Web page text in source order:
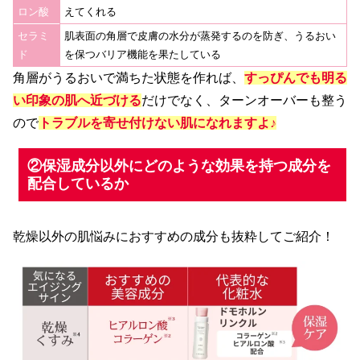
ロン酸
えてくれる
セラミ
ド
肌表面の角層で皮膚の水分が蒸発するのを防ぎ、うるおい
を保つバリア機能を果たしている
角層がうるおいで満ちた状態を作れば、 すっぴんでも明る
い印象の肌へ近づけるだけでなく、ターンオーバーも整う
ので トラブルを寄せ付けない肌になれますよ♪
②保湿成分以外にどのような効果を持つ成分を
配合しているか
乾燥以外の肌悩みにおすすめの成分も抜粋してご紹介！